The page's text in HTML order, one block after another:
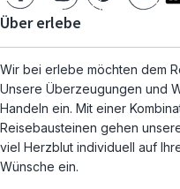
Über erlebe
Wir bei erlebe möchten dem
Unsere Überzeugungen und
Handeln ein. Mit einer
Reisebausteinen gehen
viel Herzblut individuell auf
Wünsche ein.